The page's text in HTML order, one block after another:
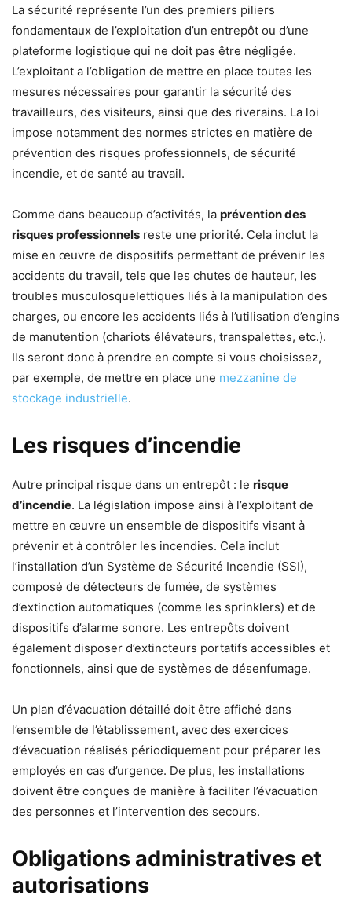
La sécurité représente l’un des premiers piliers
fondamentaux de l’exploitation d’un entrepôt ou d’une
plateforme logistique qui ne doit pas être négligée.
L’exploitant a l’obligation de mettre en place toutes les
mesures nécessaires pour garantir la sécurité des
travailleurs, des visiteurs, ainsi que des riverains. La loi
impose notamment des normes strictes en matière de
prévention des risques professionnels, de sécurité
incendie, et de santé au travail.
Comme dans beaucoup d’activités, la prévention des
risques professionnels reste une priorité. Cela inclut la
mise en œuvre de dispositifs permettant de prévenir les
accidents du travail, tels que les chutes de hauteur, les
troubles musculosquelettiques liés à la manipulation des
charges, ou encore les accidents liés à l’utilisation d’engins
de manutention (chariots élévateurs, transpalettes, etc.).
Ils seront donc à prendre en compte si vous choisissez,
par exemple, de mettre en place une mezzanine de
stockage industrielle.
Les risques d’incendie
Autre principal risque dans un entrepôt : le risque
d’incendie. La législation impose ainsi à l’exploitant de
mettre en œuvre un ensemble de dispositifs visant à
prévenir et à contrôler les incendies. Cela inclut
l’installation d’un Système de Sécurité Incendie (SSI),
composé de détecteurs de fumée, de systèmes
d’extinction automatiques (comme les sprinklers) et de
dispositifs d’alarme sonore. Les entrepôts doivent
également disposer d’extincteurs portatifs accessibles et
fonctionnels, ainsi que de systèmes de désenfumage.
Un plan d’évacuation détaillé doit être affiché dans
l’ensemble de l’établissement, avec des exercices
d’évacuation réalisés périodiquement pour préparer les
employés en cas d’urgence. De plus, les installations
doivent être conçues de manière à faciliter l’évacuation
des personnes et l’intervention des secours.
Obligations administratives et
autorisations